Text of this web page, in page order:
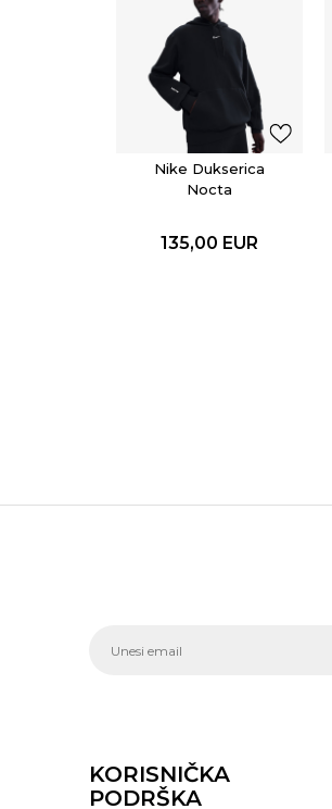
Nike Dukserica
Nocta
135,00 EUR
KORISNIČKA
PODRŠKA